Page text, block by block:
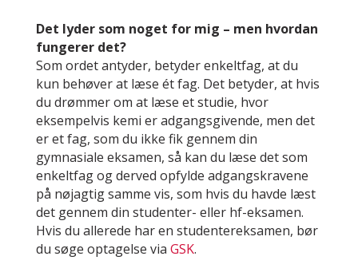
Det lyder som noget for mig – men hvordan
fungerer det?
Som ordet antyder, betyder enkeltfag, at du
kun behøver at læse ét fag. Det betyder, at hvis
du drømmer om at læse et studie, hvor
eksempelvis kemi er adgangsgivende, men det
er et fag, som du ikke fik gennem din
gymnasiale eksamen, så kan du læse det som
enkeltfag og derved opfylde adgangskravene
på nøjagtig samme vis, som hvis du havde læst
det gennem din studenter- eller hf-eksamen.
Hvis du allerede har en studentereksamen, bør
du søge optagelse via GSK.